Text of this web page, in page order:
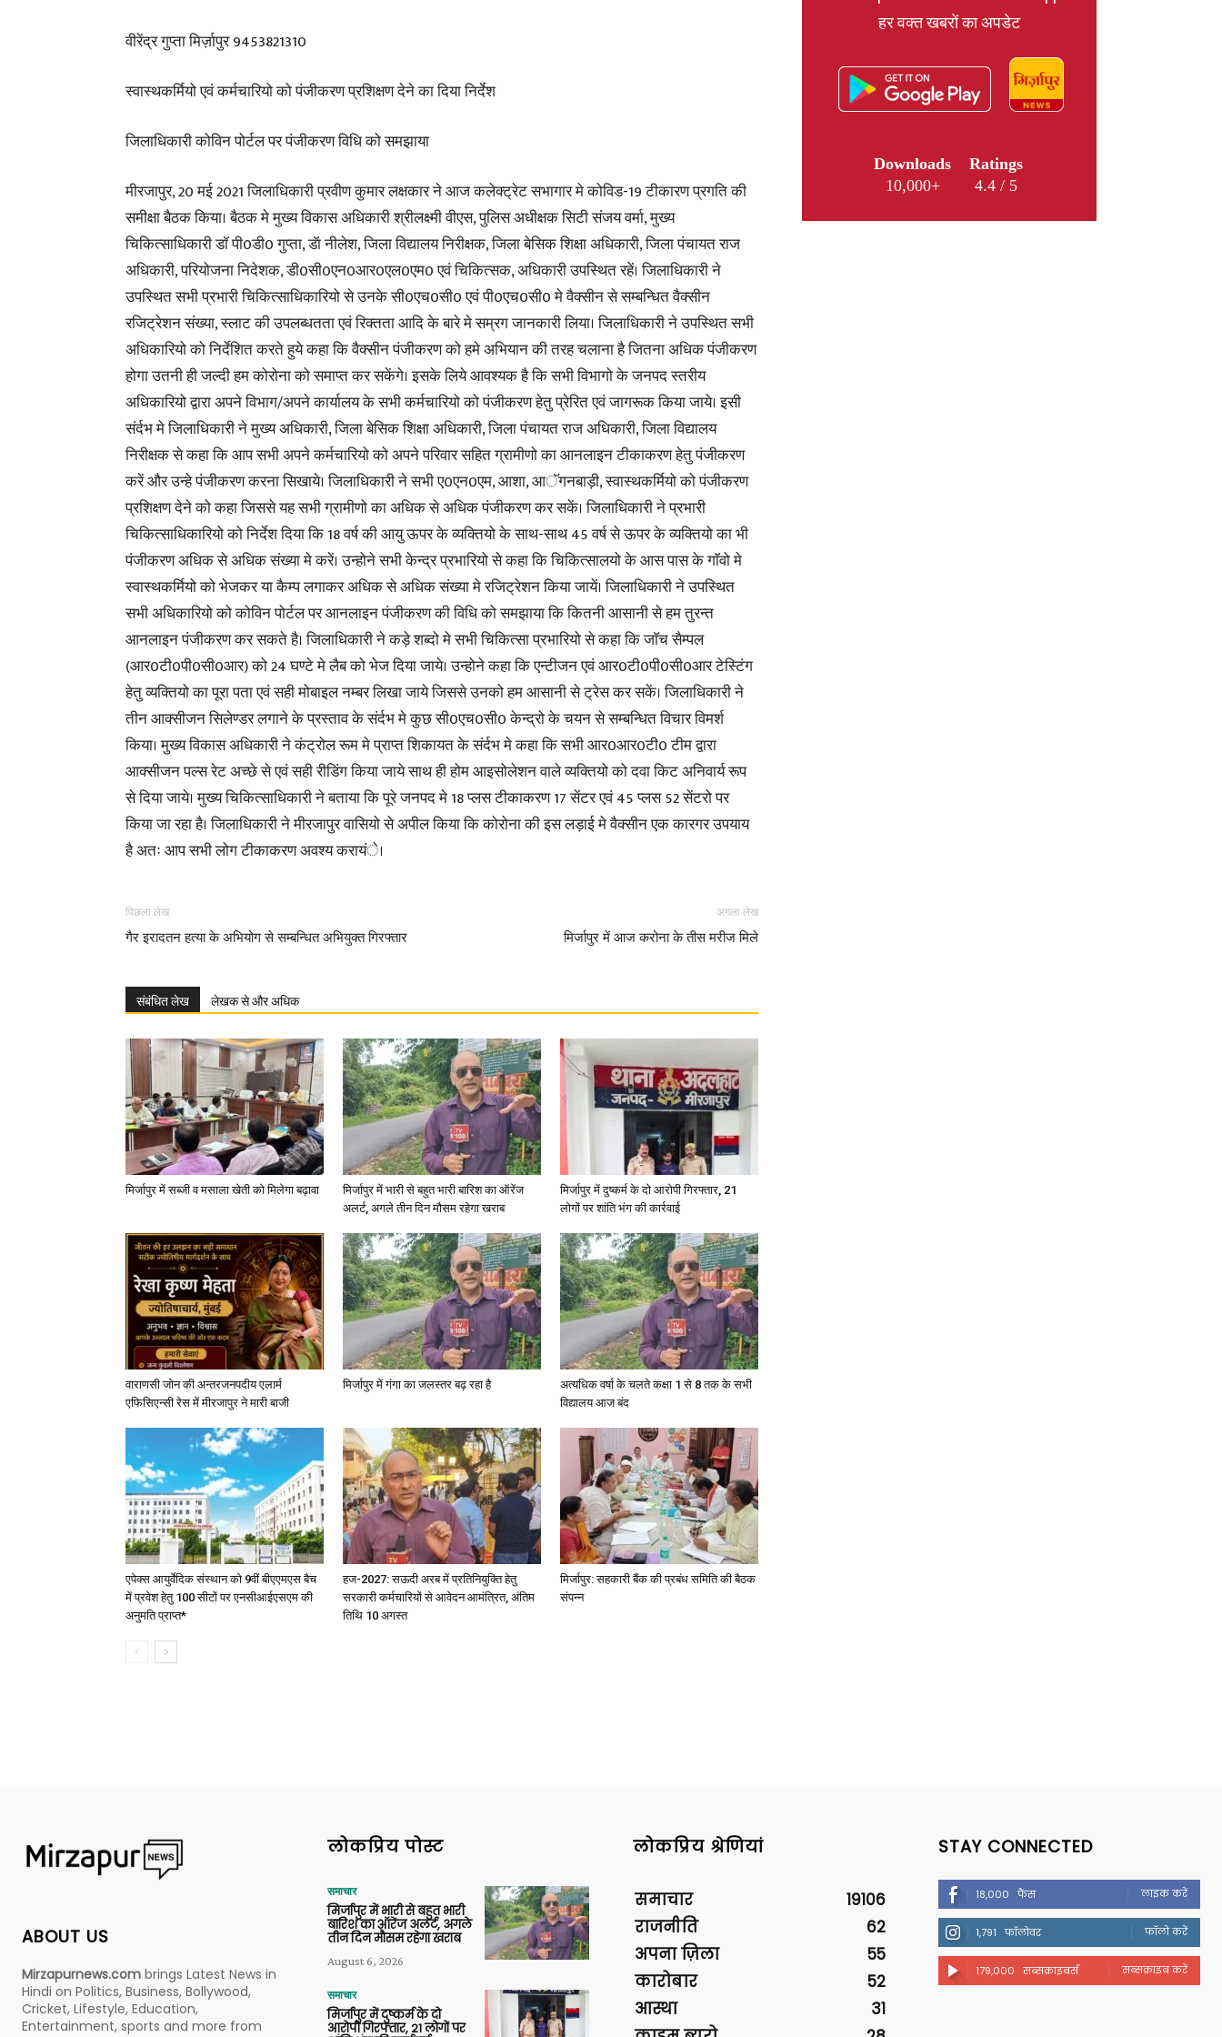
Latest
News
in
Hindi,
Today
Hindi
News
वीरेंद्र गुप्ता मिर्ज़ापुर 9453821310
स्वास्थकर्मियो एवं कर्मचारियो को पंजीकरण प्रशिक्षण देने का दिया निर्देश
जिलाधिकारी कोविन पोर्टल पर पंजीकरण विधि को समझाया
मीरजापुर, 20 मई 2021 जिलाधिकारी प्रवीण कुमार लक्षकार ने आज कलेक्ट्रेट सभागार मे कोविड-19 टीकारण प्रगति की
समीक्षा बैठक किया। बैठक मे मुख्य विकास अधिकारी श्रीलक्ष्मी वीएस, पुलिस अधीक्षक सिटी संजय वर्मा, मुख्य
चिकित्साधिकारी डाॅ पी0डी0 गुप्ता, डॅा नीलेश, जिला विद्यालय निरीक्षक, जिला बेसिक शिक्षा अधिकारी, जिला पंचायत राज
अधिकारी, परियोजना निदेशक, डी0सी0एन0आर0एल0एम0 एवं चिकित्सक, अधिकारी उपस्थित रहें। जिलाधिकारी ने
उपस्थित सभी प्रभारी चिकित्साधिकारियो से उनके सी0एच0सी0 एवं पी0एच0सी0 मे वैक्सीन से सम्बन्धित वैक्सीन
रजिट्रेशन संख्या, स्लाट की उपलब्धतता एवं रिक्तता आदि के बारे मे सम्रग जानकारी लिया। जिलाधिकारी ने उपस्थित सभी
अधिकारियो को निर्देशित करते हुये कहा कि वैक्सीन पंजीकरण को हमे अभियान की तरह चलाना है जितना अधिक पंजीकरण
होगा उतनी ही जल्दी हम कोरोना को समाप्त कर सकेंगे। इसके लिये आवश्यक है कि सभी विभागो के जनपद स्तरीय
अधिकारियो द्वारा अपने विभाग/अपने कार्यालय के सभी कर्मचारियो को पंजीकरण हेतु प्रेरित एवं जागरूक किया जाये। इसी
संर्दभ मे जिलाधिकारी ने मुख्य अधिकारी, जिला बेसिक शिक्षा अधिकारी, जिला पंचायत राज अधिकारी, जिला विद्यालय
निरीक्षक से कहा कि आप सभी अपने कर्मचारियो को अपने परिवार सहित ग्रामीणो का आनलाइन टीकाकरण हेतु पंजीकरण
करें और उन्हे पंजीकरण करना सिखाये। जिलाधिकारी ने सभी ए0एन0एम, आशा, आॅगनबाड़ी, स्वास्थकर्मियो को पंजीकरण
प्रशिक्षण देने को कहा जिससे यह सभी ग्रामीणो का अधिक से अधिक पंजीकरण कर सकें। जिलाधिकारी ने प्रभारी
चिकित्साधिकारियो को निर्देश दिया कि 18 वर्ष की आयु ऊपर के व्यक्तियो के साथ-साथ 45 वर्ष से ऊपर के व्यक्तियो का भी
पंजीकरण अधिक से अधिक संख्या मे करें। उन्होने सभी केन्द्र प्रभारियो से कहा कि चिकित्सालयो के आस पास के गाॅवो मे
स्वास्थकर्मियो को भेजकर या कैम्प लगाकर अधिक से अधिक संख्या मे रजिट्रेशन किया जायें। जिलाधिकारी ने उपस्थित
सभी अधिकारियो को कोविन पोर्टल पर आनलाइन पंजीकरण की विधि को समझाया कि कितनी आसानी से हम तुरन्त
आनलाइन पंजीकरण कर सकते है। जिलाधिकारी ने कड़े शब्दो मे सभी चिकित्सा प्रभारियो से कहा कि जाॅच सैम्पल
(आर0टी0पी0सी0आर) को 24 घण्टे मे लैब को भेज दिया जाये। उन्होने कहा कि एन्टीजन एवं आर0टी0पी0सी0आर टेस्टिंग
हेतु व्यक्तियो का पूरा पता एवं सही मोबाइल नम्बर लिखा जाये जिससे उनको हम आसानी से ट्रेस कर सकें। जिलाधिकारी ने
तीन आक्सीजन सिलेण्डर लगाने के प्रस्ताव के संर्दभ मे कुछ सी0एच0सी0 केन्द्रो के चयन से सम्बन्धित विचार विमर्श
किया। मुख्य विकास अधिकारी ने कंट्रोल रूम मे प्राप्त शिकायत के संर्दभ मे कहा कि सभी आर0आर0टी0 टीम द्वारा
आक्सीजन पल्स रेट अच्छे से एवं सही रीडिंग किया जाये साथ ही होम आइसोलेशन वाले व्यक्तियो को दवा किट अनिवार्य रूप
से दिया जाये। मुख्य चिकित्साधिकारी ने बताया कि पूरे जनपद मे 18 प्लस टीकाकरण 17 सेंटर एवं 45 प्लस 52 सेंटरो पर
किया जा रहा है। जिलाधिकारी ने मीरजापुर वासियो से अपील किया कि कोरोना की इस लड़ाई मे वैक्सीन एक कारगर उपयाय
है अतः आप सभी लोग टीकाकरण अवश्य करायंे।
पिछला लेख
गैर इरादतन हत्या के अभियोग से सम्बन्धित अभियुक्त गिरफ्तार
अगला लेख
मिर्जापुर में आज करोना के तीस मरीज मिले
संबंधित लेख लेखक से और अधिक
मिर्जापुर में सब्जी व मसाला खेती को मिलेगा बढ़ावा
मिर्जापुर में भारी से बहुत भारी बारिश का ऑरेंज
अलर्ट, अगले तीन दिन मौसम रहेगा खराब
मिर्जापुर में दुष्कर्म के दो आरोपी गिरफ्तार, 21
लोगों पर शांति भंग की कार्रवाई
वाराणसी जोन की अन्तरजनपदीय एलार्म
एफिसिएन्सी रेस में मीरजापुर ने मारी बाजी
मिर्जापुर में गंगा का जलस्तर बढ़ रहा है
अत्यधिक वर्षा के चलते कक्षा 1 से 8 तक के सभी
विद्यालय आज बंद
एपेक्स आयुर्वेदिक संस्थान को 9वीं बीएएमएस बैच
में प्रवेश हेतु 100 सीटों पर एनसीआईएसएम की
अनुमति प्राप्त*
हज-2027: सऊदी अरब में प्रतिनियुक्ति हेतु
सरकारी कर्मचारियों से आवेदन आमंत्रित, अंतिम
तिथि 10 अगस्त
मिर्जापुर: सहकारी बैंक की प्रबंध समिति की बैठक
संपन्न
हर वक्त खबरों का अपडेट
Downloads
10,000+
Ratings
4.4 / 5
ABOUT US
Mirzapurnews.com brings Latest News in
Hindi on Politics, Business, Bollywood,
Cricket, Lifestyle, Education,
Entertainment, sports and more from
लोकप्रिय पोस्ट
समाचार
मिर्जापुर में भारी से बहुत भारी
बारिश का ऑरेंज अलर्ट, अगले
तीन दिन मौसम रहेगा खराब
August 6, 2026
समाचार
मिर्जापुर में दुष्कर्म के दो
आरोपी गिरफ्तार, 21 लोगों पर
लोकप्रिय श्रेणियां
समाचार
19106
राजनीति
62
अपना ज़िला
55
कारोबार
52
आस्था
31
STAY CONNECTED
18,000 फैंस लाइक करें
1,791 फॉलोवर फॉलो करें
179,000 सब्सक्राइबर्स सब्सक्राइब करें